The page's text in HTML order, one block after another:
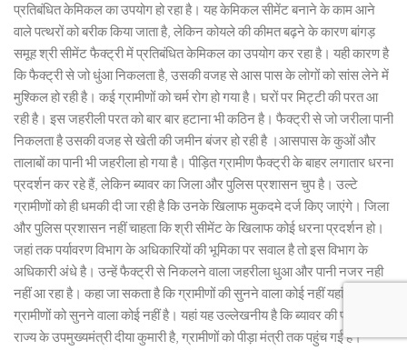
प्रतिबंधित केमिकल का उपयोग हो रहा है। यह केमिकल सीमेंट बनाने के काम आने
वाले पत्थरों को बरीक किया जाता है, लेकिन कोयले की कीमत बढ़ने के कारण बांगड़
समूह श्री सीमेंट फैक्ट्री में प्रतिबंधित केमिकल का उपयोग कर रहा है। यही कारण है
कि फैक्ट्री से जो धुंआ निकलता है, उसकी वजह से आस पास के लोगों को सांस लेने में
मुश्किल हो रही है। कई ग्रामीणों को चर्म रोग हो गया है। घरों पर मिट्टी की परत आ
रही है। इस जहरीली परत को बार बार हटाना भी कठिन है। फैक्ट्री से जो जरीला पानी
निकलता है उसकी वजह से खेती की जमीन बंजर हो रही है ।आसपास के कुओं और
तालाबों का पानी भी जहरीला हो गया है। पीड़ित ग्रामीण फैक्ट्री के बाहर लगातार धरना
प्रदर्शन कर रहे हैं, लेकिन ब्यावर का जिला और पुलिस प्रशासन चुप है। उल्टे
ग्रामीणों को ही धमकी दी जा रही है कि उनके खिलाफ मुकदमे दर्ज किए जाएंगे। जिला
और पुलिस प्रशासन नहीं चाहता कि श्री सीमेंट के खिलाफ कोई धरना प्रदर्शन हो।
जहां तक पर्यावरण विभाग के अधिकारियों की भूमिका पर सवाल है तो इस विभाग के
अधिकारी अंधे है। उन्हें फैक्ट्री से निकलने वाला जहरीला धुआ और पानी नजर नही
नहीं आ रहा है। कहा जा सकता है कि ग्रामीणों की सुनने वाला कोई नहीं यहां यह कि
ग्रामीणों को सुनने वाला कोई नहीं है। यहां यह उल्लेखनीय है कि ब्यावर की प्रभारी
राज्य के उपमुख्यमंत्री दीया कुमारी है, ग्रामीणों को पीड़ा मंत्री तक पहुंच गई है।